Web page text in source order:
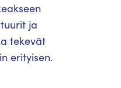
ja
tekevät
erityisen.